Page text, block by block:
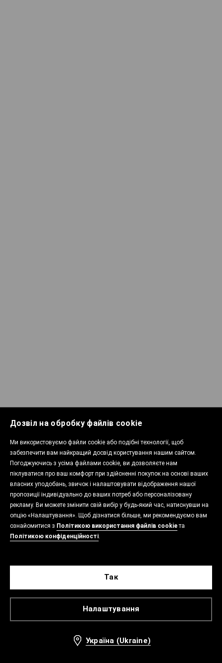
Дозвіл на обробку файлів cookie
Ми використовуємо файли cookie або подібні технології, щоб
забезпечити вам найкращий досвід користування нашим сайтом.
Погоджуючись з усіма файлами cookie, ви дозволяєте нам
піклуватися про ваш комфорт при здійсненні покупок на основі ваших
власних уподобань, звичок і налаштовувати відображення нашої
пропозиції індивідуально до ваших потреб або персоналізовану
рекламу. Ви можете змінити свій вибір у будь-який час, натиснувши на
опцію «Налаштування». Щоб дізнатися більше, ми рекомендуємо вам
ознайомитися з Політикою використання файлів cookieта
Політикою конфіденційності.
Налаштування
Так
Україна (Ukraine)